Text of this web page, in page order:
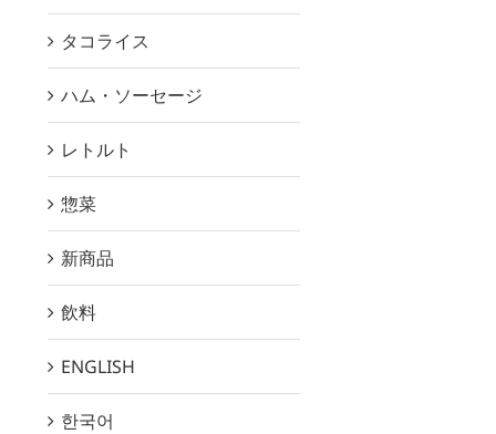
タコライス
ハム・ソーセージ
レトルト
惣菜
新商品
飲料
ENGLISH
한국어